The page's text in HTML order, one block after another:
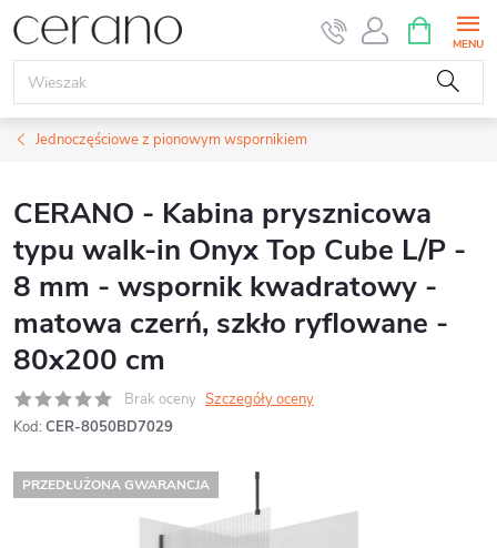
Przejść
do
treści
KOSZYK
Jednoczęściowe z pionowym wspornikiem
CERANO - Kabina prysznicowa
typu walk-in Onyx Top Cube L/P -
8 mm - wspornik kwadratowy -
matowa czerń, szkło ryflowane -
80x200 cm
Brak oceny Szczegóły oceny
Kod: CER-8050BD7029
PRZEDŁUŻONA GWARANCJA